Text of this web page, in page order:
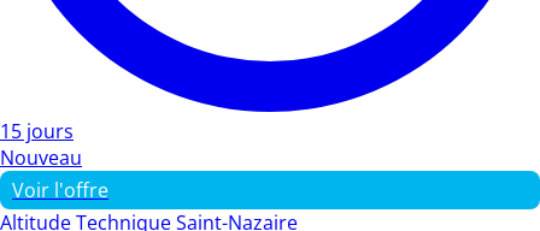
15 jours
Nouveau
Voir l'offre
Altitude Technique Saint-Nazaire